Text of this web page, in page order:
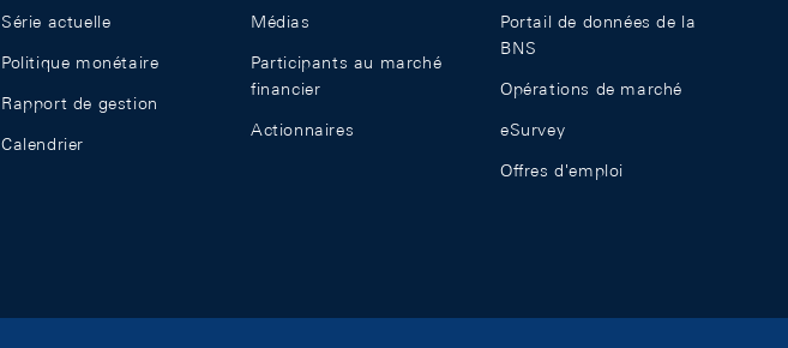
Série actuelle
Politique monétaire
Rapport de gestion
Calendrier
Médias
Participants au marché
financier
Actionnaires
Portail de données de la
BNS
Opérations de marché
eSurvey
Offres d'emploi